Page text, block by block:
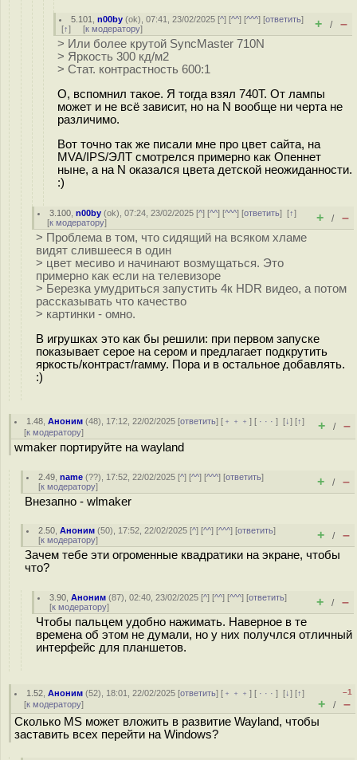
5.101 ,n00by (ok), 07:41, 23/02/2025 [^] [^^] [^^^] [ответить]
[↑] [к модератору] + / –
> Или более крутой SyncMaster 710N
> Яркость 300 кд/м2
> Стат. контрастность 600:1
О, вспомнил такое. Я тогда взял 740T. От лампы
может и не всё зависит, но на N вообще ни черта не
различимо.
Вот точно так же писали мне про цвет сайта, на
MVA/IPS/ЭЛТ смотрелся примерно как Опеннет
ныне, а на N оказался цвета детской неожиданности.
:)
3.100 ,n00by (ok), 07:24, 23/02/2025 [^] [^^] [^^^] [ответить][↑]
[к модератору] + / –
> Проблема в том, что сидящий на всяком хламе
видят слившееся в один
> цвет месиво и начинают возмущаться. Это
примерно как если на телевизоре
> Березка умудриться запустить 4к HDR видео, а потом
рассказывать что качество
> картинки - омно.
В игрушках это как бы решили: при первом запуске
показывает серое на сером и предлагает подкрутить
яркость/контраст/гамму. Пора и в остальное добавлять.
:)
1.48 ,Аноним (48), 17:12, 22/02/2025 [ответить] [ ﹢﹢﹢] [ · · ·][↓] [↑]
[к модератору] + / –
wmaker портируйте на wayland
2.49 ,name (??), 17:52, 22/02/2025 [^] [^^] [^^^] [ответить]
[к модератору] + / –
Внезапно - wlmaker
2.50 ,Аноним (50), 17:52, 22/02/2025 [^] [^^] [^^^] [ответить]
[к модератору] + / –
Зачем тебе эти огроменные квадратики на экране, чтобы
что?
3.90 ,Аноним (87), 02:40, 23/02/2025 [^] [^^] [^^^] [ответить]
[к модератору] + / –
Чтобы пальцем удобно нажимать. Наверное в те
времена об этом не думали, но у них получлся отличный
интерфейс для планшетов.
1.52 ,Аноним (52), 18:01, 22/02/2025 [ответить] [ ﹢﹢﹢] [ · · ·][↓] [↑]
[к модератору]
–1
+ / –
Сколько MS может вложить в развитие Wayland, чтобы
заставить всех перейти на Windows?